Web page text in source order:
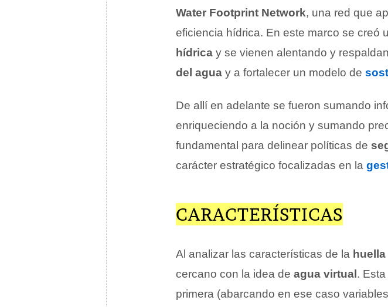
Water Footprint Network, una red que
eficiencia hídrica. En este marco se creó
hídrica y se vienen alentando y
del agua y a fortalecer un modelo de
De allí en adelante se fueron sumando
enriqueciendo a la noción y sumando
fundamental para delinear políticas de
carácter estratégico focalizadas en la
CARACTERÍSTICAS
Al analizar las características de la
cercano con la idea de agua virtual .
primera (abarcando en ese caso